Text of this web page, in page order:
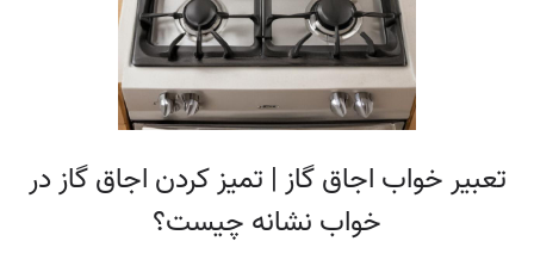
تعبیر خواب اجاق گاز | تمیز کردن اجاق گاز در
خواب نشانه چیست؟